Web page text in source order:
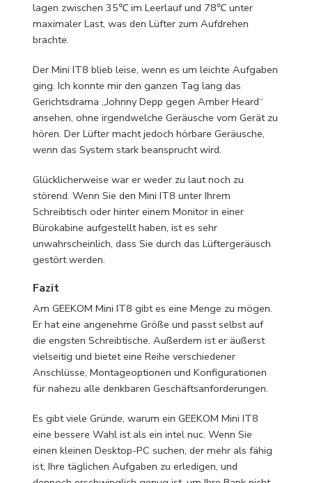
lagen zwischen 35℃ im Leerlauf und 78℃ unter
maximaler Last, was den Lüfter zum Aufdrehen
brachte.
Der Mini IT8 blieb leise, wenn es um leichte Aufgaben
ging. Ich konnte mir den ganzen Tag lang das
Gerichtsdrama „Johnny Depp gegen Amber Heard“
ansehen, ohne irgendwelche Geräusche vom Gerät zu
hören. Der Lüfter macht jedoch hörbare Geräusche,
wenn das System stark beansprucht wird.
Glücklicherweise war er weder zu laut noch zu
störend. Wenn Sie den Mini IT8 unter Ihrem
Schreibtisch oder hinter einem Monitor in einer
Bürokabine aufgestellt haben, ist es sehr
unwahrscheinlich, dass Sie durch das Lüftergeräusch
gestört werden.
Fazit
Am GEEKOM Mini IT8 gibt es eine Menge zu mögen.
Er hat eine angenehme Größe und passt selbst auf
die engsten Schreibtische. Außerdem ist er äußerst
vielseitig und bietet eine Reihe verschiedener
Anschlüsse, Montageoptionen und Konfigurationen
für nahezu alle denkbaren Geschäftsanforderungen.
Es gibt viele Gründe, warum ein GEEKOM Mini IT8
eine bessere Wahl ist als ein intel nuc. Wenn Sie
einen kleinen Desktop-PC suchen, der mehr als fähig
ist, Ihre täglichen Aufgaben zu erledigen, und